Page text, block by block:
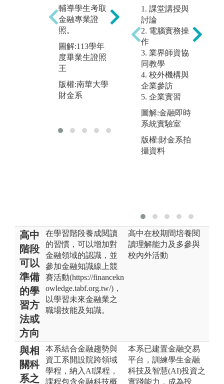
輔導學生考取
金融專業證
照。
圖解:113學年
度畢業生證照
王
版權:南華大學
財金系
舉辦企業參
訪，提升學生
學習熱誠。
圖解:台北金融
科技展
版權:南華大學
財金系
1. 課堂講授與
討論
2. 電腦實務操
作
3. 業界師資協
同教學
4. 校外機構與
企業參訪
5. 企業實習
圖解:金融即時
系統實驗室
版權:財金系拍
攝資料
高中
階段
可以
準備
的學
習方
法或
方向
在學習階段養成閱讀
的習慣，可以增加對
金融領域的認識，並
參加金融知識線上競
賽活動(https://financekn
owledge.tabf.org.tw/)，
以學習未來金融業之
職場技能及知識。
高中在校期間培養閱
讀理解能力及多參與
校內外活動
與相
關科
系之
本系結合金融趨勢與
資工系開設院跨領域
學程，納入AI課程，
課程包含金融科技概
本系已建置金融交易
平台，訓練學生金融
科技及智慧(AI)投資之
實踐能力，成為投